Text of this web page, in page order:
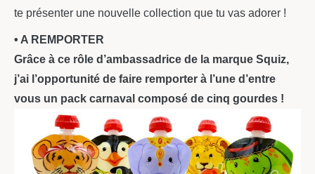
te présenter une nouvelle collection que tu vas adorer !
• A REMPORTER
Grâce à ce rôle d’ambassadrice de la marque Squiz,
j’ai l’opportunité de faire remporter à l’une d’entre
vous un pack carnaval composé de cinq gourdes !